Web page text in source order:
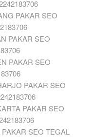
PAKAR SEO
PAKAR SEO
PAKAR SEO
PAKAR SEO
PAKAR SEO
SEO TEGAL